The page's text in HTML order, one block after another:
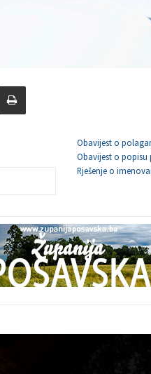
Obavijest o
Obavijest o popisu
Rješenje o